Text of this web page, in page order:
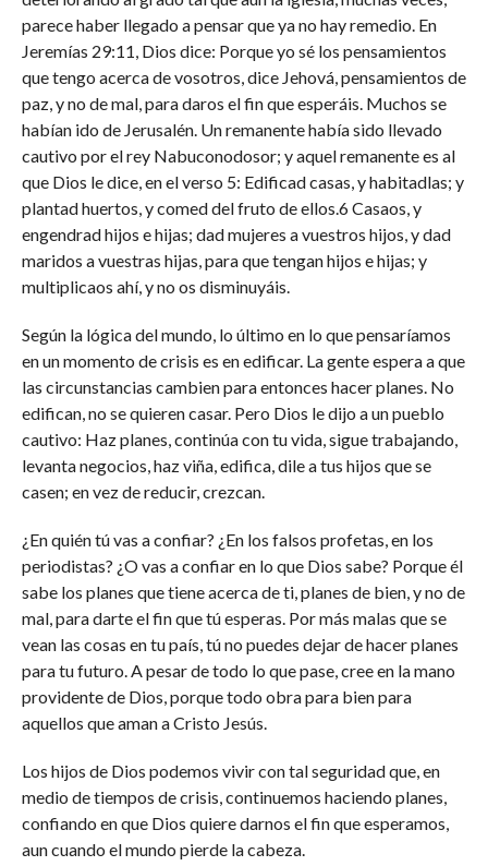
parece haber llegado a pensar que ya no hay remedio. En
Jeremías 29:11, Dios dice: Porque yo sé los pensamientos
que tengo acerca de vosotros, dice Jehová, pensamientos de
paz, y no de mal, para daros el fin que esperáis. Muchos se
habían ido de Jerusalén. Un remanente había sido llevado
cautivo por el rey Nabuconodosor; y aquel remanente es al
que Dios le dice, en el verso 5: Edificad casas, y habitadlas; y
plantad huertos, y comed del fruto de ellos.6 Casaos, y
engendrad hijos e hijas; dad mujeres a vuestros hijos, y dad
maridos a vuestras hijas, para que tengan hijos e hijas; y
multiplicaos ahí, y no os disminuyáis.
Según la lógica del mundo, lo último en lo que pensaríamos
en un momento de crisis es en edificar. La gente espera a que
las circunstancias cambien para entonces hacer planes. No
edifican, no se quieren casar. Pero Dios le dijo a un pueblo
cautivo: Haz planes, continúa con tu vida, sigue trabajando,
levanta negocios, haz viña, edifica, dile a tus hijos que se
casen; en vez de reducir, crezcan.
¿En quién tú vas a confiar? ¿En los falsos profetas, en los
periodistas? ¿O vas a confiar en lo que Dios sabe? Porque él
sabe los planes que tiene acerca de ti, planes de bien, y no de
mal, para darte el fin que tú esperas. Por más malas que se
vean las cosas en tu país, tú no puedes dejar de hacer planes
para tu futuro. A pesar de todo lo que pase, cree en la mano
providente de Dios, porque todo obra para bien para
aquellos que aman a Cristo Jesús.
Los hijos de Dios podemos vivir con tal seguridad que, en
medio de tiempos de crisis, continuemos haciendo planes,
confiando en que Dios quiere darnos el fin que esperamos,
aun cuando el mundo pierde la cabeza.